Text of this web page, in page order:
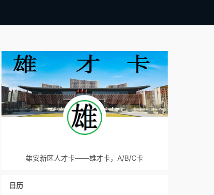
雄安新区人才卡——雄才卡，A/B/C卡
日历